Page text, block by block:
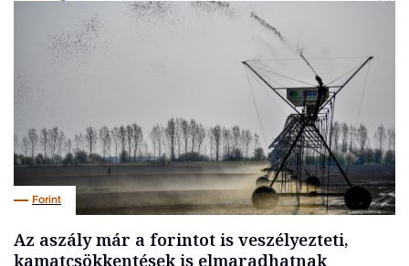
Forint
Az aszály már a forintot is veszélyezteti,
kamatcsökkentések is elmaradhatnak